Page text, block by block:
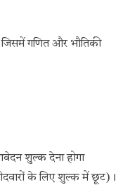
जिसमें गणित और भौतिकी
शुल्क देना होगा
के लिए शुल्क में छूट)।